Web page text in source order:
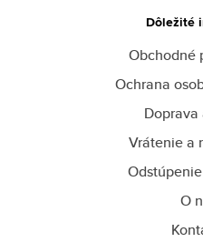
Dôležité
Obchodné
Ochrana
Vrátenie a
O